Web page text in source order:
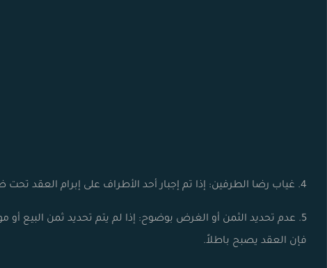
4. غياب رضا الطرفين: إذا تم إجبار أحد الأطراف على إبرام العقد تحت ضغط أو تهديد، فإن العقد يُعتبر غير قانوني ويمكن إبطاله.
5. عدم تحديد الثمن أو الغرض بوضوح: إذا لم يتم تحديد ثمن البيع
فإن العقد يصبح باطلاً.